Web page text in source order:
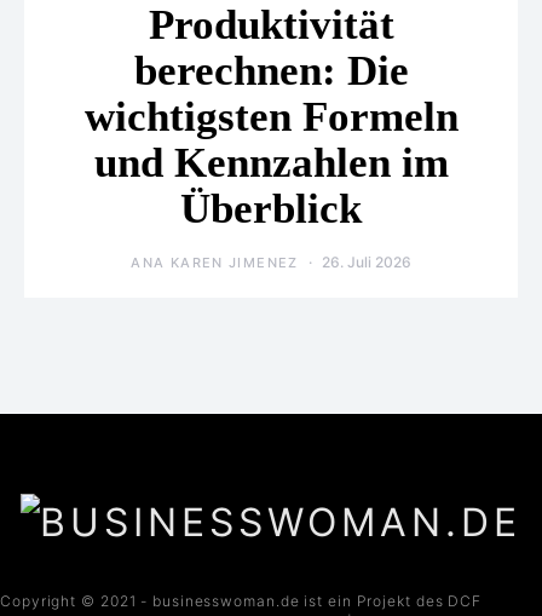
Produktivität
berechnen: Die
wichtigsten Formeln
und Kennzahlen im
Überblick
ANA KAREN JIMENEZ 26. Juli 2026
Copyright © 2021 - businesswoman.de ist ein Projekt des DCF